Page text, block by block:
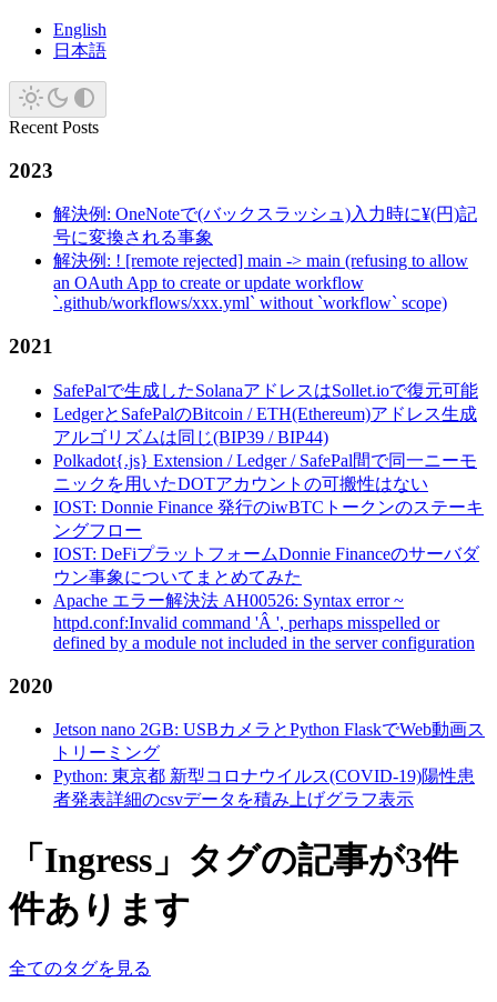
English
日本語
Recent Posts
2023
解決例: OneNoteで(バックスラッシュ)入力時に¥(円)記
号に変換される事象
解決例: ! [remote rejected] main -> main (refusing to allow
an OAuth App to create or update workflow
`.github/workflows/xxx.yml` without `workflow` scope)
2021
SafePalで生成したSolanaアドレスはSollet.ioで復元可能
LedgerとSafePalのBitcoin / ETH(Ethereum)アドレス生成
アルゴリズムは同じ(BIP39 / BIP44)
Polkadot{.js} Extension / Ledger / SafePal間で同一ニーモ
ニックを用いたDOTアカウントの可搬性はない
IOST: Donnie Finance 発行のiwBTCトークンのステーキ
ングフロー
IOST: DeFiプラットフォームDonnie Financeのサーバダ
ウン事象についてまとめてみた
Apache エラー解決法 AH00526: Syntax error ~
httpd.conf:Invalid command 'Â ', perhaps misspelled or
defined by a module not included in the server configuration
2020
Jetson nano 2GB: USBカメラとPython FlaskでWeb動画ス
トリーミング
Python: 東京都 新型コロナウイルス(COVID-19)陽性患
者発表詳細のcsvデータを積み上げグラフ表示
「Ingress」タグの記事が3件
件あります
全てのタグを見る